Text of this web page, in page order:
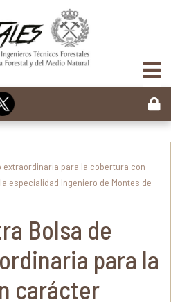
para la cobertura con
especialidad Ingeniero de Montes de
Bolsa de
para la
carácter